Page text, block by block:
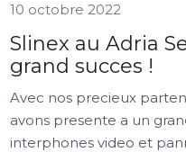
10 octobre 2022
Slinex au Adria
grand succes !
Avec nos precieux
avons presente a un
interphones video et